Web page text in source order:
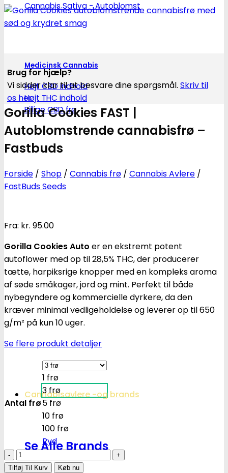
Cannabis Sativa - Autoblomst
Medicinsk Cannabis
Højt CBD indhold
Højt THC indhold
Billige CBD frø
Cannabisavlere -og brands
Se Alle Brands
Brug for hjælp?
Vi sidder klar til at besvare dine spørgsmål. Skriv til
os her
Gorilla Cookies FAST |
Autoblomstrende cannabisfrø –
Fastbuds
Forside / Shop / Cannabis frø / Cannabis Avlere /
FastBuds Seeds
Fra: kr. 95.00
Gorilla Cookies Auto er en ekstremt potent
autoflower med op til 28,5% THC, der producerer
tætte, harpiksrige knopper med en kompleks aroma
af søde småkager, jord og mint. Perfekt til både
nybegyndere og kommercielle dyrkere, da den
kræver minimal vedligeholdelse og leverer op til 650
g/m² på kun 10 uger.
Se flere produkt detaljer
Antal frø
1 frø
3 frø
5 frø
10 frø
100 frø
Ryd
Gorilla
Cookies
Tilføj Til Kurv Køb nu